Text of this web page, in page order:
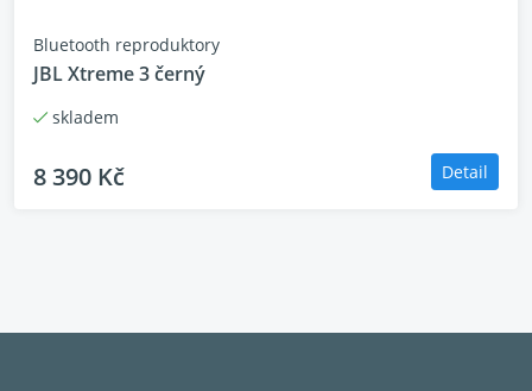
Bluetooth reproduktory
JBL Xtreme 3 černý
skladem
8 390 Kč Detail